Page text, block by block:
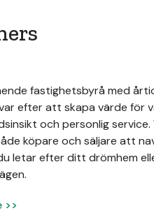
fastighetsbyrå med
efter att skapa värde för
och personlig
köpare och säljare att
letar efter ditt drömhem
>>